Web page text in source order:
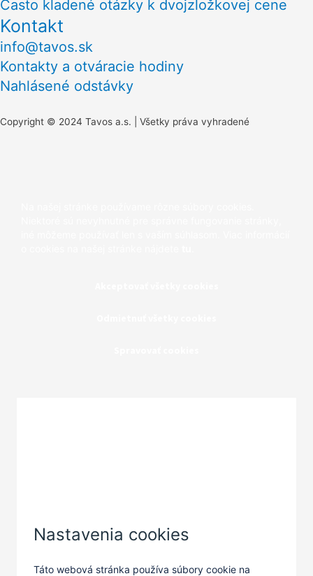
Často kladené otázky k dvojzložkovej cene
Kontakt
info@tavos.sk
Kontakty a otváracie hodiny
Nahlásené odstávky
Copyright © 2024 Tavos a.s. | Všetky práva vyhradené
Nastavenia cookies
Táto webová stránka používa súbory cookie na